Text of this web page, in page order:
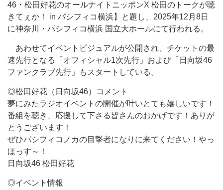
46・松田好花のオールナイトニッポンX 松田のトークが聴
きてぇか！ in パシフィコ横浜】と題し、2025年12月8日
に神奈川・パシフィコ横浜 国立大ホールにて行われる。
あわせてイベントビジュアルが公開され、チケットの最
速先行となる「オフィシャル1次先行」および「日向坂46
ファンクラブ先行」もスタートしている。
◎松田好花（日向坂46）コメント
夢にみたラジオイベントの開催が叶いとても嬉しいです！
番組を聴き、応援して下さる皆さんのおかげです！ありが
とうございます！
ぜひパシフィコノカの目撃者になりに来てください！やっ
ほっす～！
日向坂46 松田好花
◎イベント情報